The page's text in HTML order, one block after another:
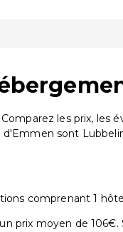
les prix, les
sont
comprenant 1
moyen de 106€.